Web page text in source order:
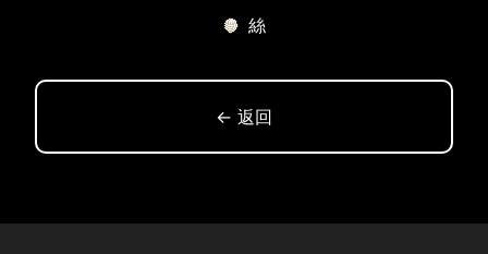
絲
← 返回